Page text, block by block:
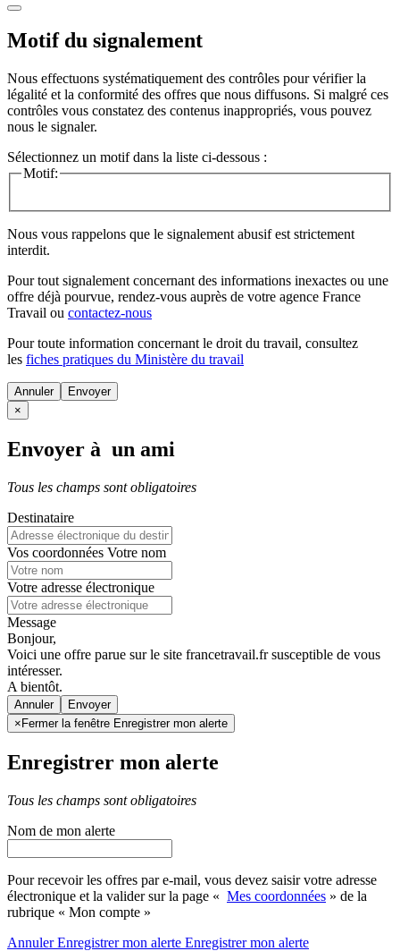
Motif du signalement
Nous effectuons systématiquement des contrôles pour vérifier la
légalité et la conformité des offres que nous diffusons. Si malgré ces
contrôles vous constatez des contenus inappropriés, vous pouvez
nous le signaler.
Sélectionnez un motif dans la liste ci-dessous :
Motif:
Nous vous rappelons que le signalement abusif est strictement
interdit.
Pour tout signalement concernant des informations inexactes ou une
offre déjà pourvue, rendez-vous auprès de votre agence France
Travail ou contactez-nous
Pour toute information concernant le droit du travail, consultez
les fiches pratiques du Ministère du travail
Annuler
×
Envoyer à un ami
Tous les champs sont obligatoires
Destinataire
Vos coordonnées Votre nom
Votre adresse électronique
Message
Bonjour,
Voici une offre parue sur le site francetravail.fr susceptible de vous
intéresser.
A bientôt.
Annuler
× Fermer la fenêtre Enregistrer mon alerte
Enregistrer mon alerte
Tous les champs sont obligatoires
Nom de mon alerte
Pour recevoir les offres par e-mail, vous devez saisir votre adresse
électronique et la valider sur la page « Mes coordonnées » de la
rubrique « Mon compte »
AnnulerEnregistrer mon alerte Enregistrermon alerte